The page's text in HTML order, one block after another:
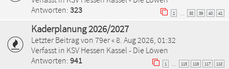
Antworten: 323 1 38 39 40 41
Kaderplanung 2026/2027
Letzter Beitrag von 79er«8. Aug 2026, 01:32
Verfasst in KSV Hessen Kassel - Die Löwen
Antworten: 941 1 115 116 117 118